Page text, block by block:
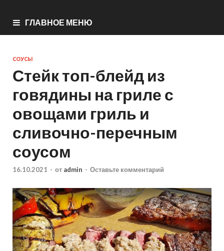
ГЛАВНОЕ МЕНЮ
СОУСЫ
Стейк топ-блейд из
говядины на гриле с
овощами гриль и
сливочно-перечным
соусом
16.10.2021 - от admin - Оставьте комментарий